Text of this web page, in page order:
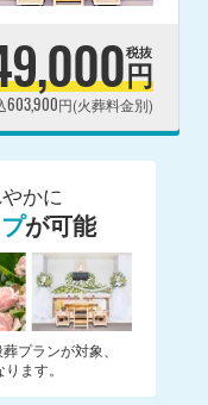
円
税抜
603,900円(火葬料金別)
かに
が可能
プランが対象、
ます。